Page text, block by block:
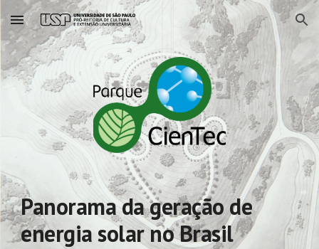
Skip to main content Skip to navigation
Panorama da geração de
energia solar no Brasil